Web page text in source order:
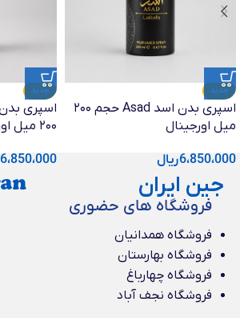
جدید
اسپری بدن اسد Asad حجم ۲۰۰
میل اورجینال
6،850،000ریال
جدید
۲۰۰ میل اورجینال
6،850،000
جین ایران
فروشگاه های حضوری
فروشگاه همدانیان
فروشگاه بهارستان
فروشگاه چهارباغ
فروشگاه نجف آباد